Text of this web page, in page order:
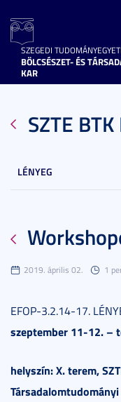
SZEGEDI
BÖLCSÉSZET- ÉS
KAR
SZTE
LÉNYEG
2019. április 02. 1
EFOP-3.2.14-17.
szeptember 11-12. –
helyszín: X. terem,